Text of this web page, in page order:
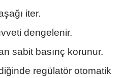
iter.
dengelenir.
sabit basınç korunur.
regülatör otomatik